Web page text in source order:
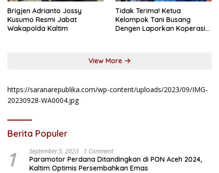
Brigjen Adrianto Jossy
Kusumo Resmi Jabat
Wakapolda Kaltim
Tidak Terima! Ketua
Kelompok Tani Busang
Dengen Laporkan Koperasi
View More
https://saranarepublika.com/wp-content/uploads/2023/09/IMG-
20230928-WA0004.jpg
Berita Populer
1 September 5, 2023 1 Comment
Paramotor Perdana Ditandingkan di PON Aceh 2024,
Kaltim Optimis Persembahkan Emas